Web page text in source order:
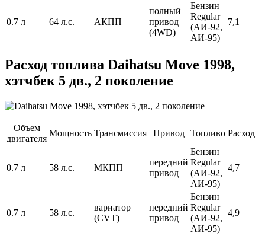
0.7 л 64 л.с. АКПП
полный
привод
(4WD)
Бензин
Regular
(АИ-92,
АИ-95)
7,1
Расход топлива Daihatsu Move 1998,
хэтчбек 5 дв., 2 поколение
Объем
двигателя
Мощность Трансмиссия Привод Топливо Расход
0.7 л 58 л.с. МКПП
передний
привод
Бензин
Regular
(АИ-92,
АИ-95)
4,7
0.7 л 58 л.с.
вариатор
(CVT)
передний
привод
Бензин
Regular
(АИ-92,
АИ-95)
4,9